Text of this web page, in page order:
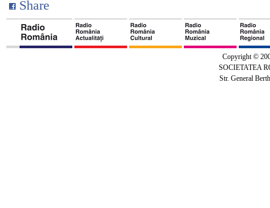
Share
Copyright ©
SOCIETATEA
Str. General